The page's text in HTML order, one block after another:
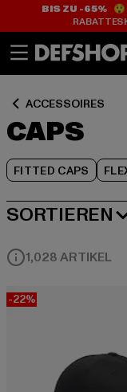
BIS ZU -65%
ACCESSOIRES
CAPS
FITTED CAPS
SORTIEREN
1,028 ARTIKEL
-22%